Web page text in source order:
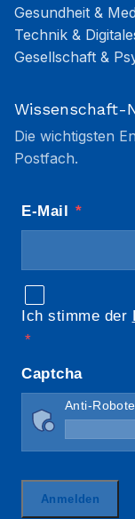
Gesundheit &
Technik &
Gesellschaft &
Wissenschaft-
Die wichtigsten
Postfach.